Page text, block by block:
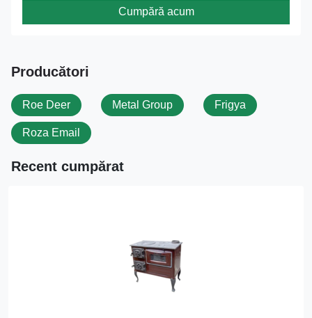
Cumpără acum
Producători
Roe Deer Metal Group Frigya
Roza Email
Recent cumpărat